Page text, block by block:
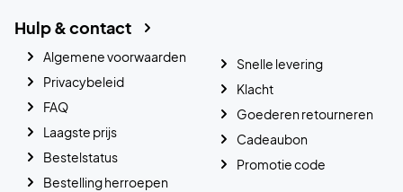
Hulp & contact
Algemene voorwaarden
Privacybeleid
FAQ
Laagste prijs
Bestelstatus
Bestelling herroepen
Snelle levering
Klacht
Goederen retourneren
Cadeaubon
Promotie code